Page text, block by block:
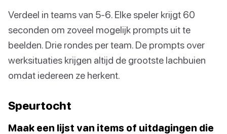
Verdeel in teams van 5-6. Elke speler krijgt 60
seconden om zoveel mogelijk prompts uit te
beelden. Drie rondes per team. De prompts over
werksituaties krijgen altijd de grootste lachbuien
omdat iedereen ze herkent.
Speurtocht
Maak een lijst van items of uitdagingen die